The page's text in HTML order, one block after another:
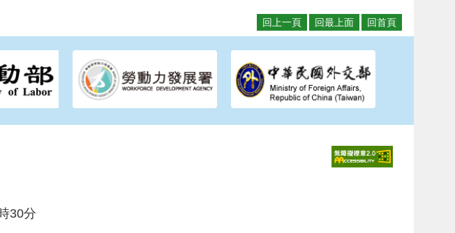
回上一頁 回最上面 回首頁
30分